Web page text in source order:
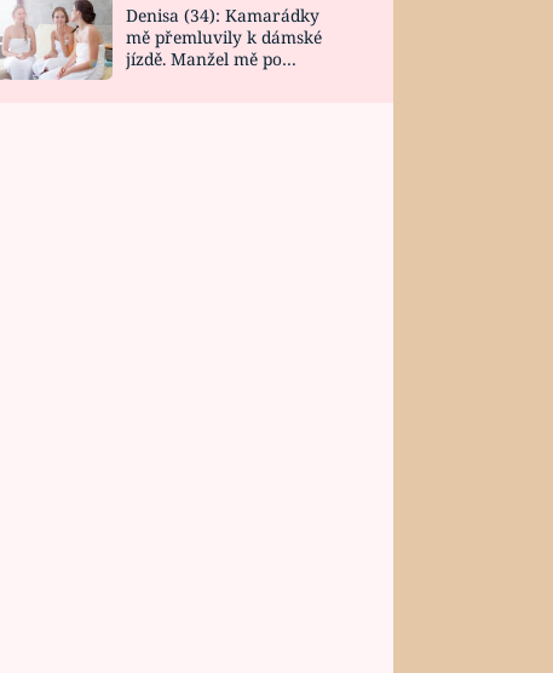
Denisa (34): Kamarádky
mě přemluvily k dámské
jízdě. Manžel mě po